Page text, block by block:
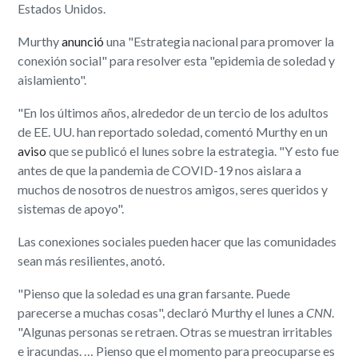
Estados Unidos.
Murthyanunció una "Estrategia nacional para promover la
conexión social" para resolver esta "epidemia de soledad y
aislamiento".
"En los últimos años, alrededor de un tercio de los adultos
de EE. UU. han reportado soledad, comentó Murthy en un
aviso que se publicó el lunes sobre la estrategia. "Y esto fue
antes de que la pandemia de COVID-19 nos aislara a
muchos de nosotros de nuestros amigos, seres queridos y
sistemas de apoyo".
Las conexiones sociales pueden hacer que las comunidades
sean más resilientes, anotó.
"Pienso que la soledad es una gran farsante. Puede
parecerse a muchas cosas", declaró Murthy el lunes aCNN.
"Algunas personas se retraen. Otras se muestran irritables
e iracundas. … Pienso que el momento para preocuparse es